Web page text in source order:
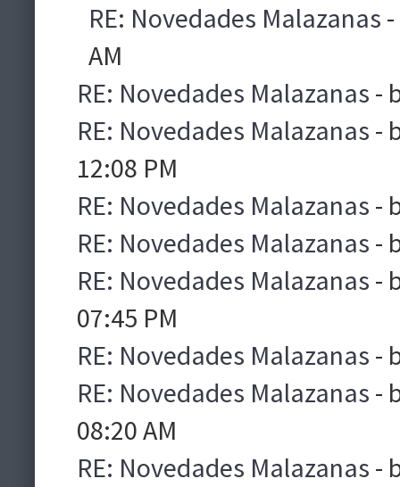
RE: Novedades Malazanas
AM
RE: Novedades Malazanas -
RE: Novedades Malazanas -
12:08 PM
RE: Novedades Malazanas -
RE: Novedades Malazanas -
RE: Novedades Malazanas -
07:45 PM
RE: Novedades Malazanas -
RE: Novedades Malazanas -
08:20 AM
RE: Novedades Malazanas -